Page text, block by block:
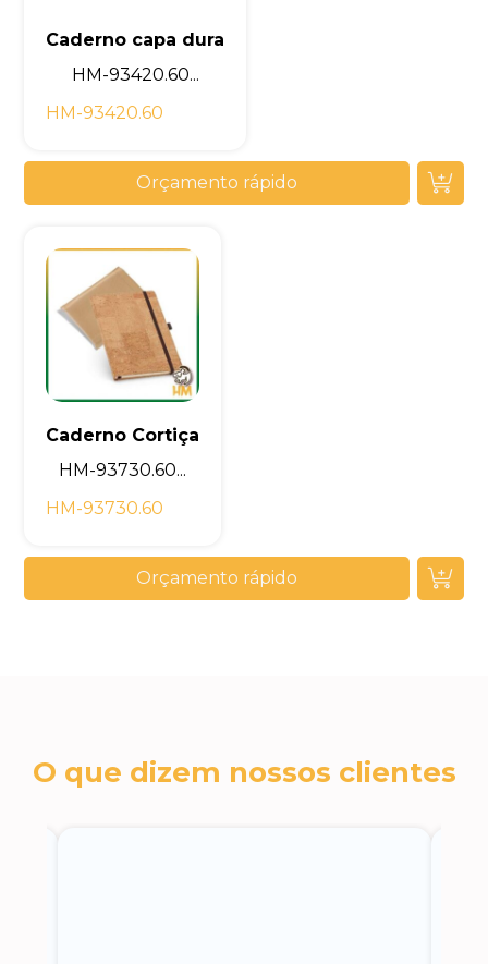
Caderno capa dura
HM-93420.60...
HM-93420.60
Orçamento rápido
Caderno Cortiça
HM-93730.60...
HM-93730.60
Orçamento rápido
O que dizem nossos clientes